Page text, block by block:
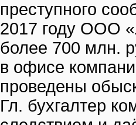
преступного
2017 году ООО
более 700 млн.
в офисе
проведены
Гл. бухгалтер